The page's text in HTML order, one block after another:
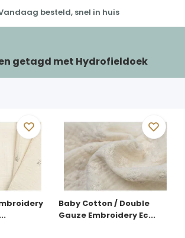
besteld, snel in huis
getagd met Hydrofieldoek
Baby Cotton / Double
Gauze Embroidery Ec...